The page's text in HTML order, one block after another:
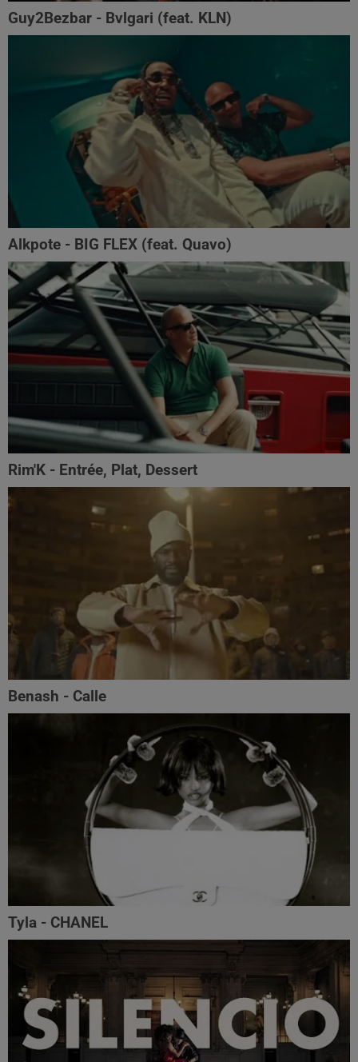
Guy2Bezbar - Bvlgari (feat. KLN)
Alkpote - BIG FLEX (feat. Quavo)
Rim'K - Entrée, Plat, Dessert
Benash - Calle
Tyla - CHANEL